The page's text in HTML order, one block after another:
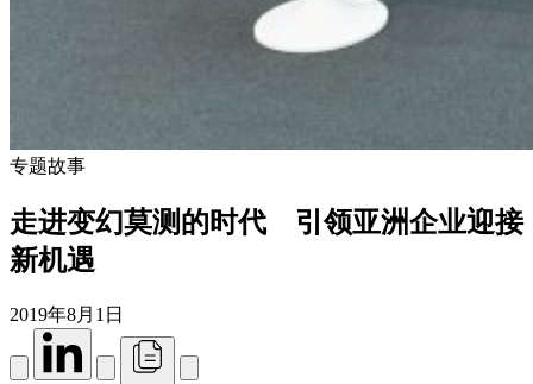
专题故事
走进变幻莫测的时代 引领亚洲企业迎接
新机遇
2019年8月1日